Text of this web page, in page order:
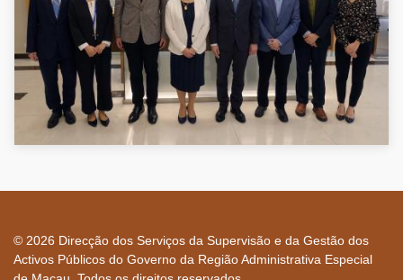
© 2026 Direcção dos Serviços da Supervisão e da Gestão dos
Activos Públicos do Governo da Região Administrativa Especial